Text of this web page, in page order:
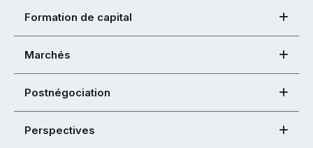
Formation de capital
Marchés
Postnégociation
Perspectives